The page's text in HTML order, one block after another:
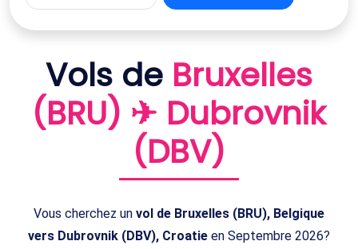
Vols de Bruxelles
(BRU) ✈ Dubrovnik
(DBV)
Vous cherchez un vol de Bruxelles (BRU), Belgique
vers Dubrovnik (DBV), Croatie en Septembre 2026?